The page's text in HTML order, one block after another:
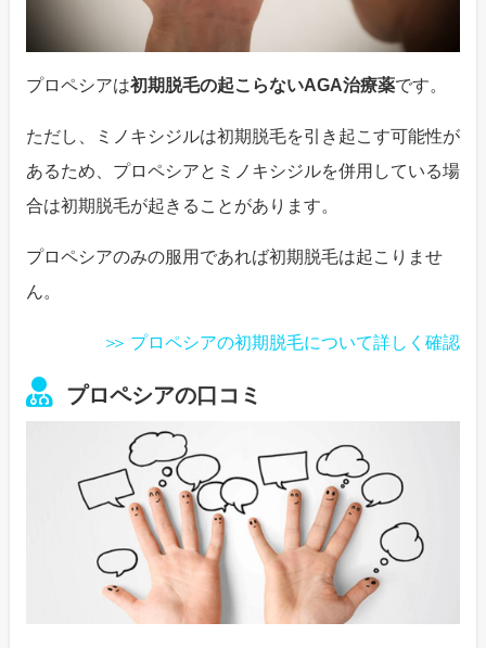
プロペシアは初期脱毛の起こらないAGA治療薬です。
ただし、ミノキシジルは初期脱毛を引き起こす可能性が
あるため、プロペシアとミノキシジルを併用している場
合は初期脱毛が起きることがあります。
プロペシアのみの服用であれば初期脱毛は起こりませ
ん。
プロペシアの初期脱毛について詳しく確認
プロペシアの口コミ